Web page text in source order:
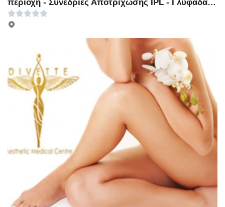
περιοχή - Συνεδρίες Αποτρίχωσης IPL - Γλυφάδα -
29€ για 8 Συνεδρίες Αποτρίχωσης IPL σε μία μικρή
περιοχή ή 39€ για 8 Συνεδρίες Αποτρίχωσης IPL σε
Αποτρίχωσης IPL σε Full Face ή Full Bikini ή Μέση
ή Ώμους ή 99€ για 8 Συνεδρίες Αποτρίχωσης IPL σε
μία μεγάλη περιοχή ή 169€ για 8 Συνεδρίες
Αποτρίχωσης IPL σε μία πολύ μεγάλη περιοχή
(Έκπτωση 90%), από το «Vita Plus» στη
Γλυφάδα!!!